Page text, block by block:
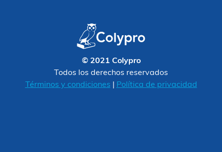
© 2021 Colypro
Todos los derechos reservados
Términos y condiciones
Política de privacidad